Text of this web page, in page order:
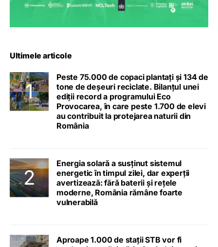
Ultimele articole
Peste 75.000 de copaci plantați și 134 de
tone de deșeuri reciclate. Bilanțul unei
ediții record a programului Eco
Provocarea, în care peste 1.700 de elevi
au contribuit la protejarea naturii din
România
Energia solară a susținut sistemul
energetic în timpul zilei, dar experții
avertizează: fără baterii și rețele
moderne, România rămâne foarte
vulnerabilă
Aproape 1.000 de stații STB vor fi